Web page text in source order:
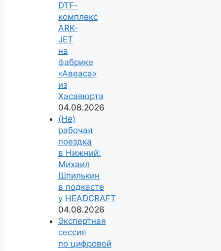
DTF-
комплекс
ARK-
JET
на
фабрике
«Авеаса»
из
Хасавюрта
04.08.2026
(Не)
рабочая
поездка
в Нижний:
Михаил
Шпилькин
в подкасте
у HEADCRAFT
04.08.2026
Экспертная
сессия
по цифровой